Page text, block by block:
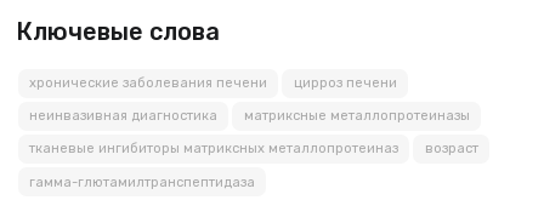
Ключевые слова
хронические заболевания печени цирроз печени
неинвазивная диагностика матриксные металлопротеиназы
тканевые ингибиторы матриксных металлопротеиназ возраст
гамма-глютамилтранспептидаза